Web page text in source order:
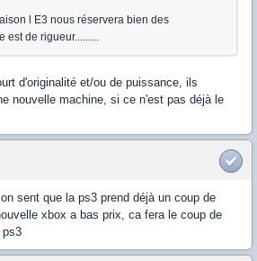
l E3 nous réservera bien des
est de rigueur.........
d'originalité et/ou de puissance, ils
nouvelle machine, si ce n'est pas déjà le
sent que la ps3 prend déjà un coup de
xbox a bas prix, ca fera le coup de
ps3